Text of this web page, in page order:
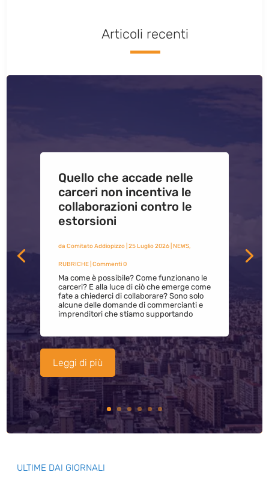
Articoli recenti
Quello che accade nelle
carceri non incentiva le
collaborazioni contro le
estorsioni
da Comitato Addiopizzo| 25 Luglio 2026| NEWS,
RUBRICHE| Commenti 0
Ma come è possibile? Come funzionano le
carceri? E alla luce di ciò che emerge come
fate a chiederci di collaborare? Sono solo
alcune delle domande di commercianti e
imprenditori che stiamo supportando
Leggi di più
ULTIME DAI GIORNALI